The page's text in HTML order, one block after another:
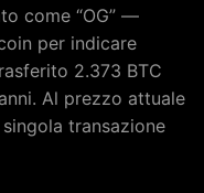
come “OG” —
per indicare
2.373 BTC
Al prezzo attuale
transazione